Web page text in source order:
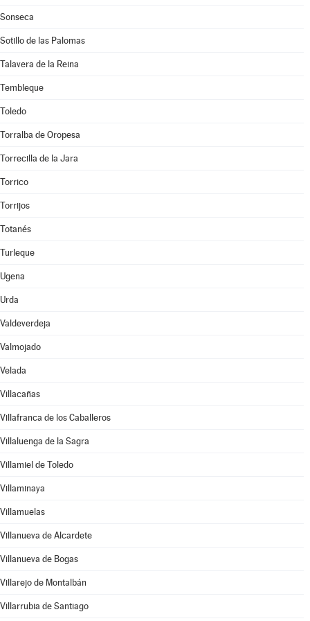
Sonseca
Sotillo de las Palomas
Talavera de la Reina
Tembleque
Toledo
Torralba de Oropesa
Torrecilla de la Jara
Torrico
Torrijos
Totanés
Turleque
Ugena
Urda
Valdeverdeja
Valmojado
Velada
Villacañas
Villafranca de los Caballeros
Villaluenga de la Sagra
Villamiel de Toledo
Villaminaya
Villamuelas
Villanueva de Alcardete
Villanueva de Bogas
Villarejo de Montalbán
Villarrubia de Santiago